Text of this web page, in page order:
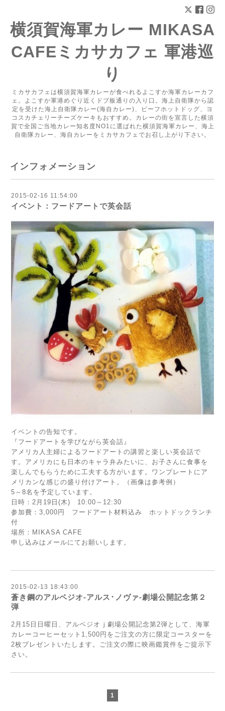
横須賀海軍カレー MIKASA
CAFEミカサカフェ 軍港巡
り
ミカサカフェは横須賀海軍カレーが食べれるよこすか海軍カレーカフ
ェ。よこすか軍港めぐり近くドブ板通りの入り口。海上自衛隊から認
定を受けた海上自衛隊カレー(海自カレー)、ビーフホットドッグ、ヨ
コスカチェリーチーズケーキもおすすめ。カレーの街を宣言した横須
賀で全国ご当地カレー知名度NO1に選ばれた横須賀海軍カレー、海上
自衛隊カレー、海自カレーをミカサカフェでお召し上がり下さい。
インフォメーション
2015-02-16 11:54:00
イベント：フードアートで英会話
イベントの告知です。
『フードアートを学びながら英会話』
アメリカ人主婦によるフードアートの講習と楽しい英会話で
す。アメリカにも日本のキャラ弁みたいに、お子さんに食事を
楽しんでもらうために工夫する方がいます。ワンプレートにア
メリカンな感じの盛り付けアート。（画像は参考例）
5～8名を予定しています。
日時：2月19日(木) 10:00～12:30
参加費：3,000円 フードアート材料込み ホットドックランチ
付
場所：MIKASA CAFE
申し込みはメールにてお願いします。
2015-02-13 18:43:00
蒼き鋼のアルペジオ-アルス･ノヴァ-劇場公開記念第２
弾
2月15日日曜日、アルペジオｊ劇場公開記念第2弾として、海軍
カレーコーヒーセット1,500円をご注文の方に限定コースターを
2枚プレゼントいたします。ご注文の際に映画鑑賞件をご提示下
さい。
1